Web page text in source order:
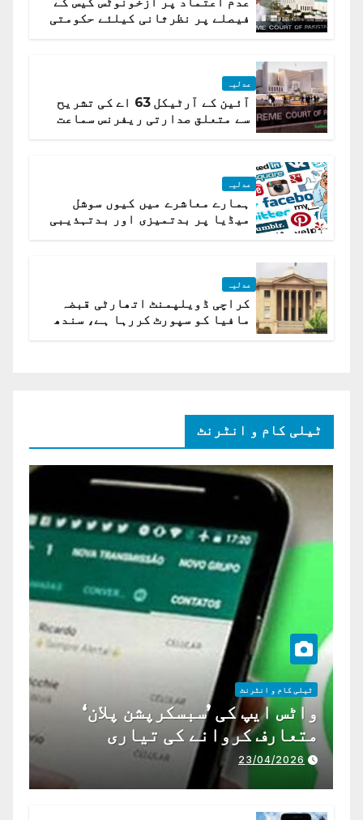
فیصلے پر نظرثانی کیلئے حکومتی
عدلیہ
آئین کے آرٹیکل 63 اے کی تشریح
سے متعلق صدارتی ریفرنس سماعت
عدلیہ
ہمارے معاشرے میں کیوں سوشل
میڈیا پر بدتمیزی اور بدتہذیبی
عدلیہ
کراچی ڈویلپمنٹ اتھارٹی قبضہ
مافیا کو سپورٹ کررہا ہے، سندھ
ٹیلی کام و انٹرنٹ
ٹیلی کام و انٹرنٹ
واٹس ایپ کی ’سبسکرپشن پلان‘
متعارف کروانے کی تیاری
23/04/2026